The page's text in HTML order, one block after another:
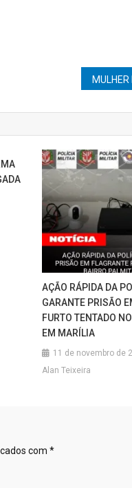
AÇÃO RÁPIDA DA
GARANTE PRISÃO
FURTO TENTADO
EM MARÍLIA
11 de novembro de
Alan Teixeira
com *